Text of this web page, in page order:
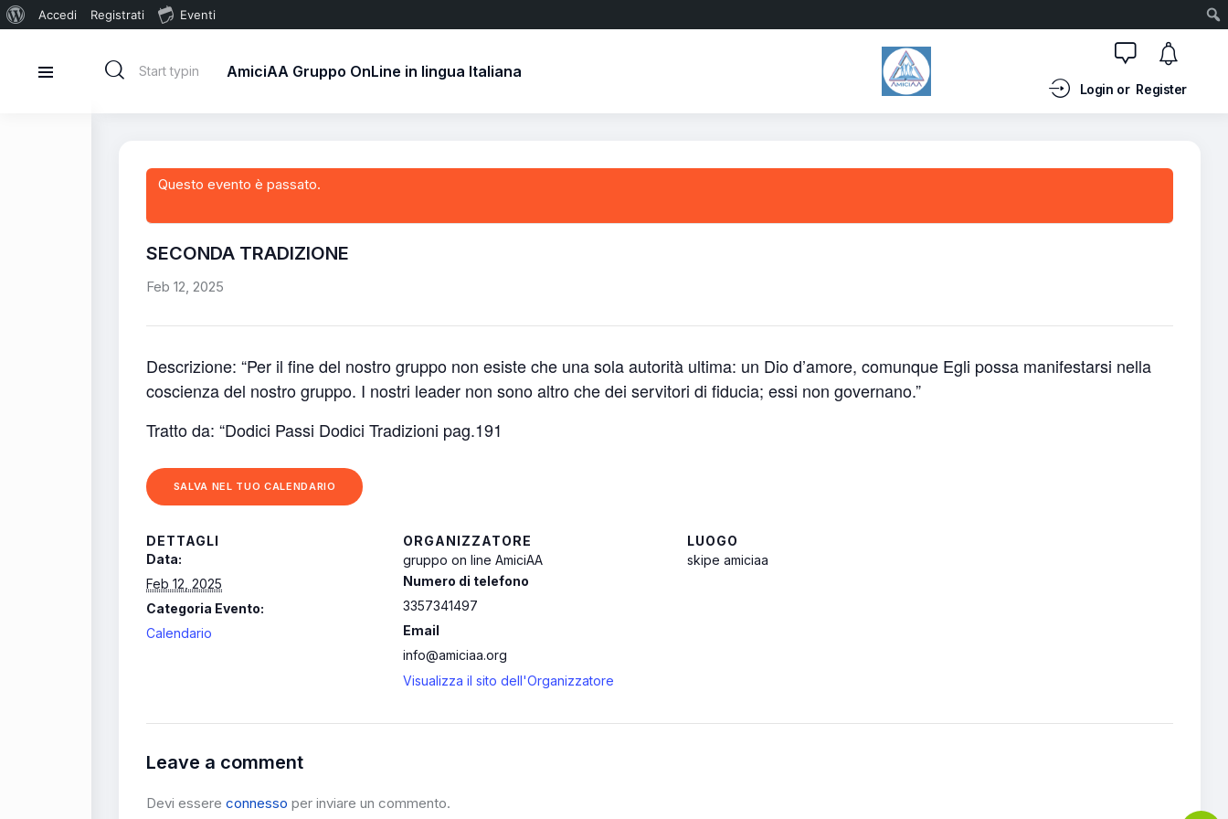
Accedi Registrati Eventi
AmiciAA Gruppo OnLine in lingua Italiana
Login or Register
Questo evento è passato.
SECONDA TRADIZIONE
Feb 12, 2025
Descrizione: “Per il fine del nostro gruppo non esiste che una sola autorità ultima: un Dio d’amore, comunque Egli possa manifestarsi nella
coscienza del nostro gruppo. I nostri leader non sono altro che dei servitori di fiducia; essi non governano.”
Tratto da: “Dodici Passi Dodici Tradizioni pag.191
SALVA NEL TUO CALENDARIO
DETTAGLI
Data:
Feb 12, 2025
Categoria Evento:
Calendario
ORGANIZZATORE
gruppo on line AmiciAA
Numero di telefono
3357341497
Email
info@amiciaa.org
Visualizza il sito dell'Organizzatore
LUOGO
skipe amiciaa
Leave a comment
Devi essere connesso per inviare un commento.